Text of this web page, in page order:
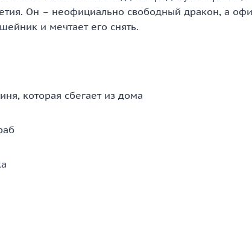
Он – неофициально свободный дракон, а
и мечтает его снять.
которая сбегает из дома